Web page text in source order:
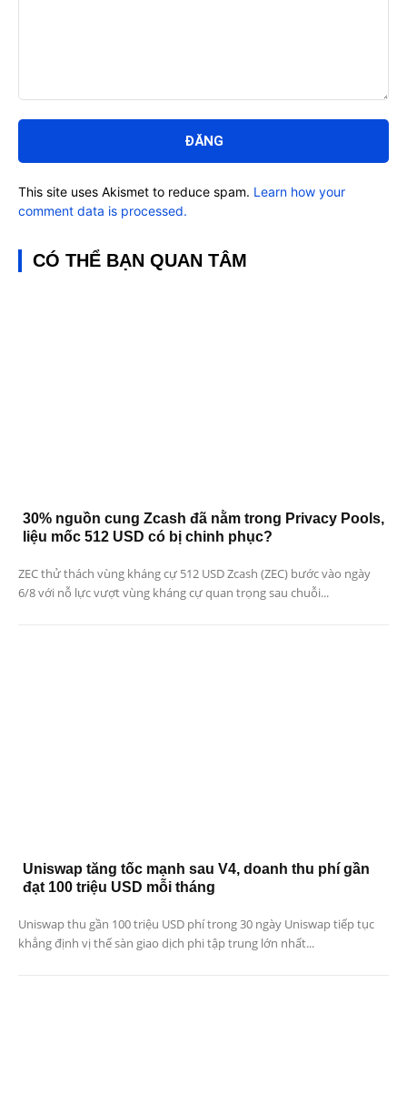
luận:
This site uses Akismet to reduce spam. Learn how your
comment data is processed.
CÓ THỂ BẠN QUAN TÂM
30% nguồn cung Zcash đã nằm trong Privacy Pools,
liệu mốc 512 USD có bị chinh phục?
ZEC thử thách vùng kháng cự 512 USD Zcash (ZEC) bước vào ngày
6/8 với nỗ lực vượt vùng kháng cự quan trọng sau chuỗi...
Uniswap tăng tốc mạnh sau V4, doanh thu phí gần
đạt 100 triệu USD mỗi tháng
Uniswap thu gần 100 triệu USD phí trong 30 ngày Uniswap tiếp tục
khẳng định vị thế sàn giao dịch phi tập trung lớn nhất...